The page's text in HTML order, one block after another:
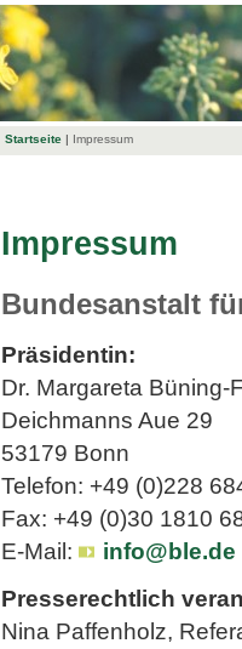
Startseite | Impressum
Impressum
Bundesanstalt
Präsidentin:
Dr. Margareta Büning-
Deichmanns Aue 29
53179 Bonn
Telefon: +49 (0)228
Fax: +49 (0)30 1810
E-Mail:
info@ble.de
Presserechtlich
Nina Paffenholz,